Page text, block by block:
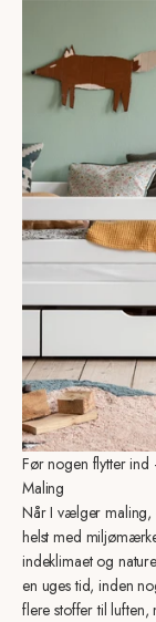
Før nogen flytter ind
Maling
Når I vælger maling,
helst med
indeklimaet og
en uges tid, inden
flere stoffer til